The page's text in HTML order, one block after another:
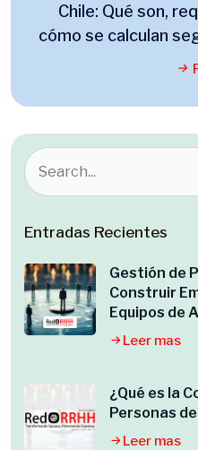
Chile: Qué son,
cómo se calculan
Entradas Recientes
Gestión de
Construir
Equipos de
Leer mas
¿Qué es la
Personas
Leer mas